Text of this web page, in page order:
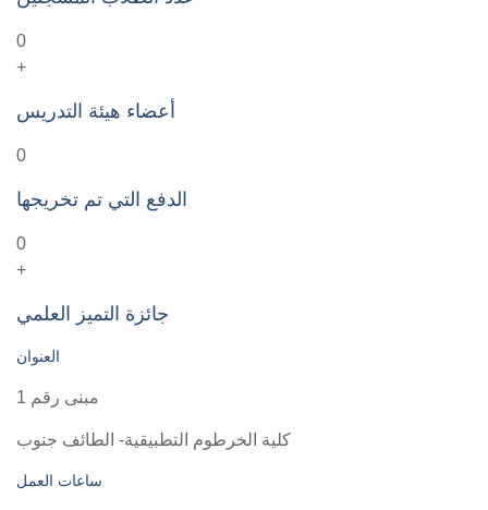
0
+
أعضاء هيئة التدريس
0
الدفع التي تم تخريجها
0
+
جائزة التميز العلمي
العنوان
مبنى رقم 1
كلية الخرطوم التطبيقية- الطائف جنوب
ساعات العمل